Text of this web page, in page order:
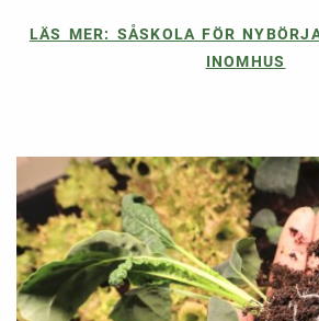
LÄS MER: SÅSKOLA FÖR
INOMHUS